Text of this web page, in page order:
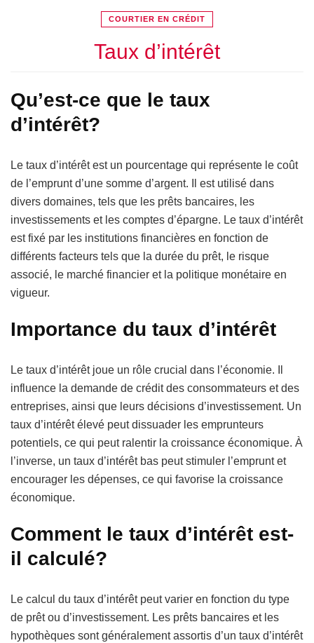
COURTIER EN CRÉDIT
Taux d’intérêt
Qu’est-ce que le taux
d’intérêt?
Le taux d’intérêt est un pourcentage qui représente le coût
de l’emprunt d’une somme d’argent. Il est utilisé dans
divers domaines, tels que les prêts bancaires, les
investissements et les comptes d’épargne. Le taux d’intérêt
est fixé par les institutions financières en fonction de
différents facteurs tels que la durée du prêt, le risque
associé, le marché financier et la politique monétaire en
vigueur.
Importance du taux d’intérêt
Le taux d’intérêt joue un rôle crucial dans l’économie. Il
influence la demande de crédit des consommateurs et des
entreprises, ainsi que leurs décisions d’investissement. Un
taux d’intérêt élevé peut dissuader les emprunteurs
potentiels, ce qui peut ralentir la croissance économique. À
l’inverse, un taux d’intérêt bas peut stimuler l’emprunt et
encourager les dépenses, ce qui favorise la croissance
économique.
Comment le taux d’intérêt est-
il calculé?
Le calcul du taux d’intérêt peut varier en fonction du type
de prêt ou d’investissement. Les prêts bancaires et les
hypothèques sont généralement assortis d’un taux d’intérêt